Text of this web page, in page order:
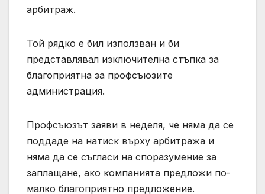
арбитраж.
Той рядко е бил използван и би
представлявал изключителна стъпка за
благоприятна за профсъюзите
администрация.
Профсъюзът заяви в неделя, че няма да се
поддаде на натиск върху арбитража и
няма да се съгласи на споразумение за
заплащане, ако компанията предложи по-
малко благоприятно предложение.